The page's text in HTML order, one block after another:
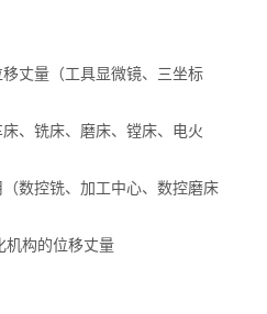
丈量（工具显微镜、三坐标
、铣床、磨床、镗床、电火
数控铣、加工中心、数控磨床
机构的位移丈量